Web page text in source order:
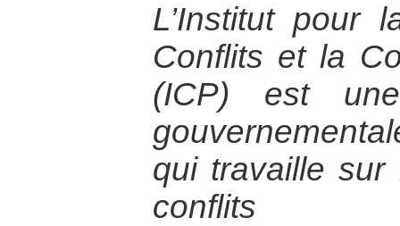
L’Institut pour
Conflits et la
(ICP) est
qui travaille sur
conflits